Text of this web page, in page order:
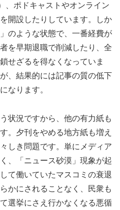
、ポドキャストやオンライン
開設したりしています。しか
のような状態で、一番経費が
を早期退職で削減したり、全
せざるを得なくなっていま
、結果的には記事の質の低下
なります。
状況ですから、他の有力紙も
。夕刊をやめる地方紙も増え
しき問題です。単にメディア
、「ニュース砂漠」現象が起
て働いていたマスコミの衰退
かにされることなく、民衆も
選挙にさえ行かなくなる悪循